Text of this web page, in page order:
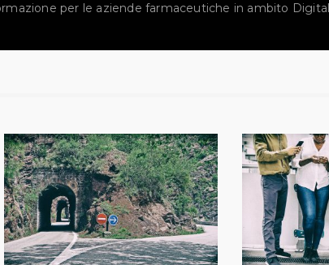
per le aziende farmaceutiche in ambito